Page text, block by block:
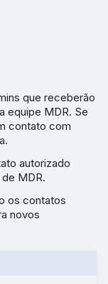
que receberão
equipe MDR. Se
contato com
autorizado
MDR.
os contatos
novos